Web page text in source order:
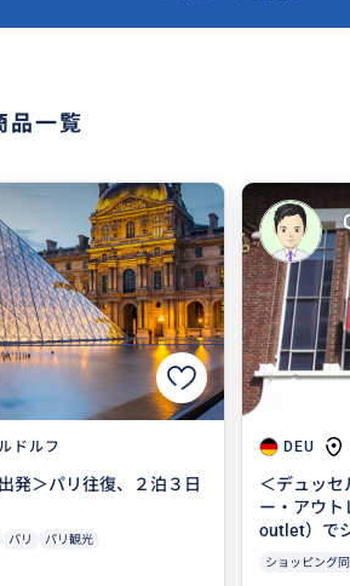
品一覧
ドルフ
発＞パリ往復、２泊３日
パリ パリ観光
DEU
＜デュッセ
ー・アウト
outlet）で
ショッピング